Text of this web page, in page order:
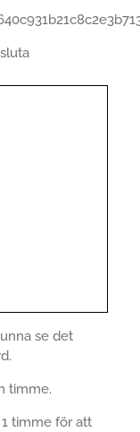
se det
timme.
timme för att